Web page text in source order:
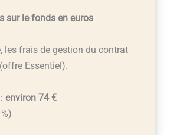
sur le fonds en euros
les frais de gestion du contrat
Essentiel).
environ 74 €